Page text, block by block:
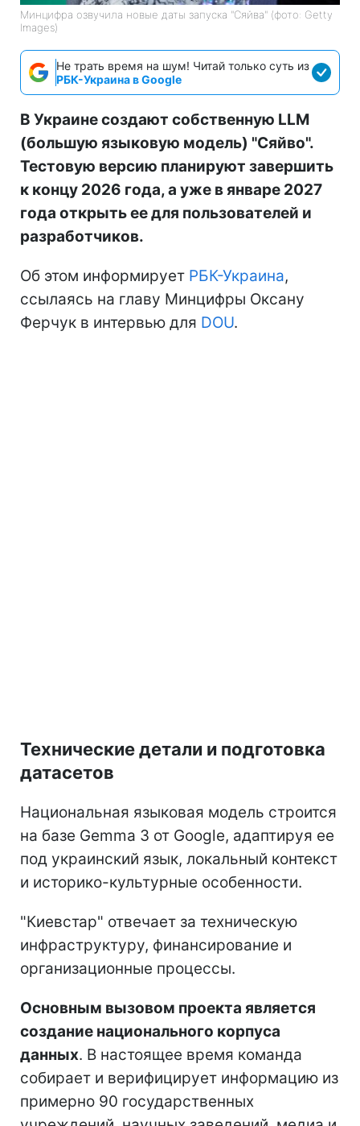
Минцифра озвучила новые даты запуска "Сяйва" (фото: Getty
Images)
Не трать время на шум! Читай только суть из
РБК-Украина в Google
В Украине создают собственную LLM
(большую языковую модель) "Сяйво".
Тестовую версию планируют завершить
к концу 2026 года, а уже в январе 2027
года открыть ее для пользователей и
разработчиков.
Об этом информирует РБК-Украина,
ссылаясь на главу Минцифры Оксану
Ферчук в интервью для DOU.
Технические детали и подготовка
датасетов
Национальная языковая модель строится
на базе Gemma 3 от Google, адаптируя ее
под украинский язык, локальный контекст
и историко-культурные особенности.
"Киевстар" отвечает за техническую
инфраструктуру, финансирование и
организационные процессы.
Основным вызовом проекта является
создание национального корпуса
данных. В настоящее время команда
собирает и верифицирует информацию из
примерно 90 государственных